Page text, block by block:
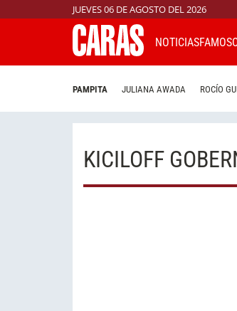
JUEVES 06 DE AGOSTO DEL 2026
NOTICIAS
PAMPITA JULIANA AWADA ROCÍO
KICILOFF